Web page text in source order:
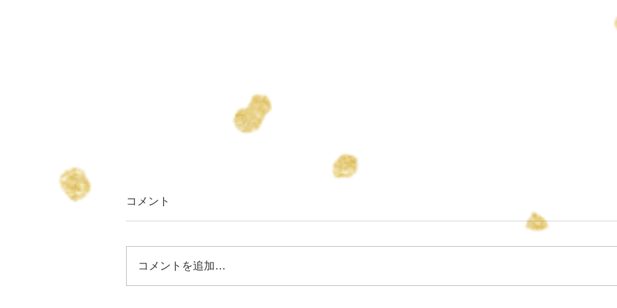
すず 誕生 長
コメント
コメントを追加…